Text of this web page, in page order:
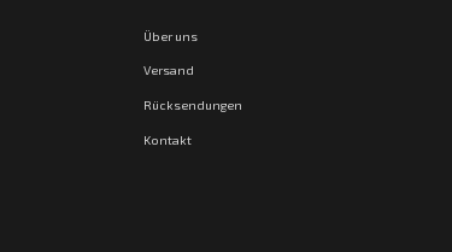
Über uns
Versand
Rücksendungen
Kontakt